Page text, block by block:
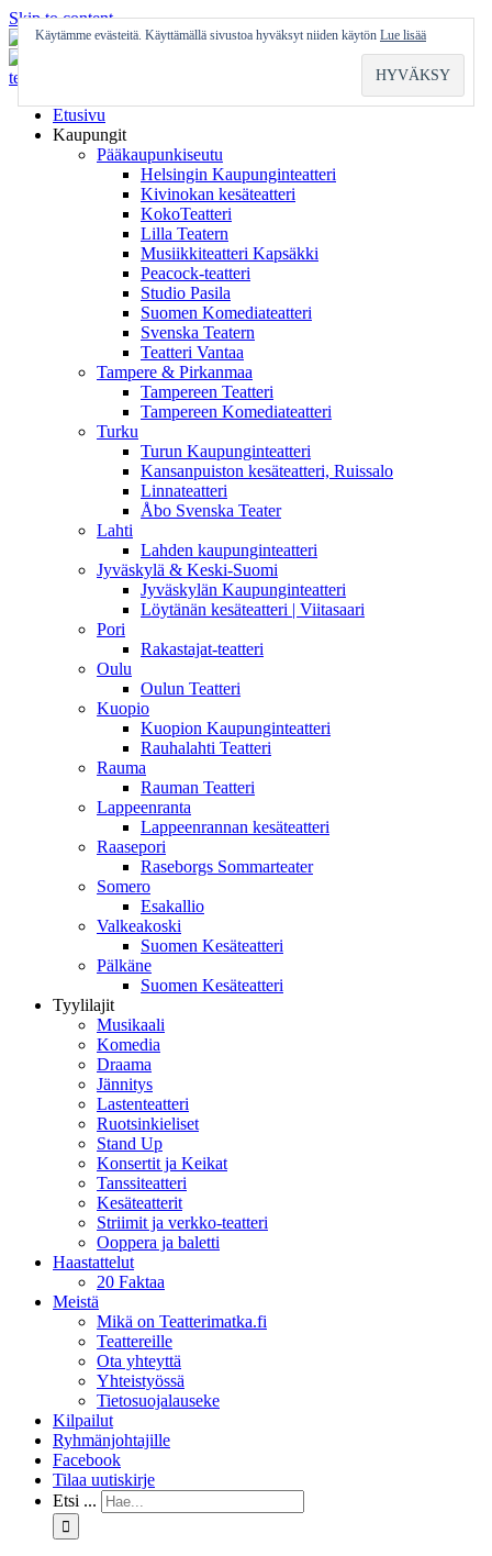
Skip to content
Etusivu
Kaupungit
Pääkaupunkiseutu
Helsingin Kaupunginteatteri
Kivinokan kesäteatteri
KokoTeatteri
Lilla Teatern
Musiikkiteatteri Kapsäkki
Peacock-teatteri
Studio Pasila
Suomen Komediateatteri
Svenska Teatern
Teatteri Vantaa
Tampere & Pirkanmaa
Tampereen Teatteri
Tampereen Komediateatteri
Turku
Turun Kaupunginteatteri
Kansanpuiston kesäteatteri, Ruissalo
Linnateatteri
Åbo Svenska Teater
Lahti
Lahden kaupunginteatteri
Jyväskylä & Keski-Suomi
Jyväskylän Kaupunginteatteri
Löytänän kesäteatteri | Viitasaari
Pori
Rakastajat-teatteri
Oulu
Oulun Teatteri
Kuopio
Kuopion Kaupunginteatteri
Rauhalahti Teatteri
Rauma
Rauman Teatteri
Lappeenranta
Lappeenrannan kesäteatteri
Raasepori
Raseborgs Sommarteater
Somero
Esakallio
Valkeakoski
Suomen Kesäteatteri
Pälkäne
Suomen Kesäteatteri
Tyylilajit
Musikaali
Komedia
Draama
Jännitys
Lastenteatteri
Ruotsinkieliset
Stand Up
Konsertit ja Keikat
Tanssiteatteri
Kesäteatterit
Striimit ja verkko-teatteri
Ooppera ja baletti
Haastattelut
20 Faktaa
Meistä
Mikä on Teatterimatka.fi
Teattereille
Ota yhteyttä
Yhteistyössä
Tietosuojalauseke
Kilpailut
Ryhmänjohtajille
Facebook
Tilaa uutiskirje
Etsi ...
Käytämme evästeitä. Käyttämällä sivustoa hyväksyt niiden käytön Lue lisää